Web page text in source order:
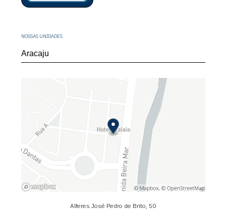
NOSSAS UNIDADES
Alferes José Pedro de Brito, 50